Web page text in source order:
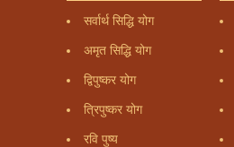
सर्वार्थ सिद्धि योग
अमृत सिद्धि योग
द्विपुष्कर योग
त्रिपुष्कर योग
रवि पुष्य